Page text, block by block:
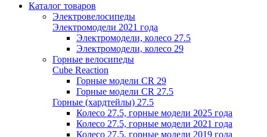
Каталог товаров
Электровелосипеды
Электромодели 2021 года
Электромодели, колесо 27.5
Электромодели, колесо 29
Горные велосипеды
Cube Reaction
Горные модели CR 29
Горные модели CR 27.5
Горные (хардтейлы) 27.5
Колесо 27.5, горные модели 2025 года
Колесо 27.5, горные модели 2021 года
Колесо 27.5, горные модели 2019 года